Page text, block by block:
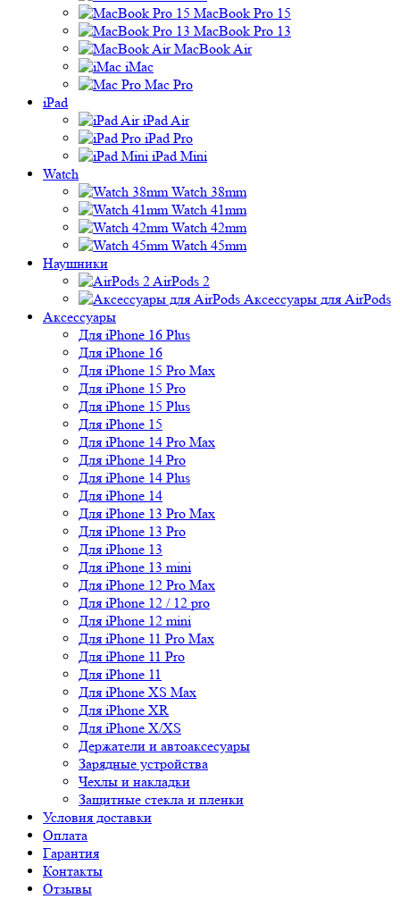
MacBook Pro 15
MacBook Pro 13
MacBook Air
iMac
Mac Pro
iPad
iPad Air
iPad Pro
iPad Mini
Watch
Watch 38mm
Watch 41mm
Watch 42mm
Watch 45mm
Наушники
AirPods 2
Аксессуары для AirPods
Аксессуары
Для iPhone 16 Plus
Для iPhone 16
Для iPhone 15 Pro Max
Для iPhone 15 Pro
Для iPhone 15 Plus
Для iPhone 15
Для iPhone 14 Pro Max
Для iPhone 14 Pro
Для iPhone 14 Plus
Для iPhone 14
Для iPhone 13 Pro Max
Для iPhone 13 Pro
Для iPhone 13
Для iPhone 13 mini
Для iPhone 12 Pro Max
Для iPhone 12 / 12 pro
Для iPhone 12 mini
Для iPhone 11 Pro Max
Для iPhone 11 Pro
Для iPhone 11
Для iPhone XS Max
Для iPhone XR
Для iPhone X/XS
Держатели и автоаксесуары
Зарядные устройства
Чехлы и накладки
Защитные стекла и пленки
Условия доставки
Оплата
Гарантия
Контакты
Отзывы